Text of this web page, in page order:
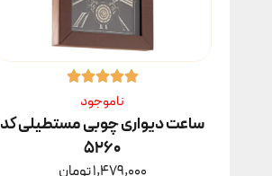
ناموجود
ساعت دیواری چوبی مستطیلی کد
۵۲۶۰